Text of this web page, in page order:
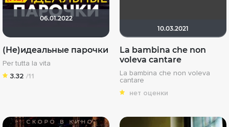
06.01.2022
(Не)идеальные парочки
Per tutta la vita
3.32 /11
10.03.2021
La bambina che non
voleva cantare
La bambina che non voleva
cantare
нет оценки